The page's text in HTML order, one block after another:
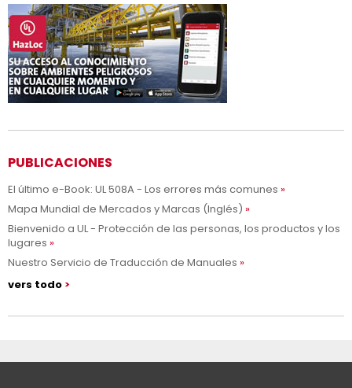
PUBLICACIONES
El último e-Book: UL 508A - Los errores más comunes
Mapa Mundial de Mercados y Marcas (Inglés)
Bienvenido a UL - Protección de las personas, los productos y los
lugares
Nuestro Servicio de Traducción de Manuales
vers todo